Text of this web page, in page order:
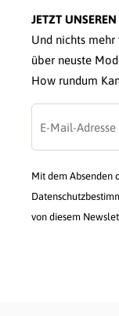
JETZT
Und nichts
über neuste
How rundum
Mit dem Absenden
von diesem